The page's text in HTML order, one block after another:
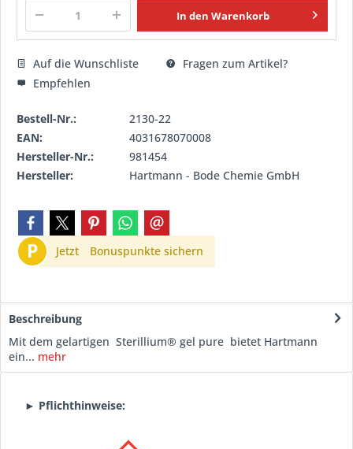
In den Warenkorb
Auf die Wunschliste
Fragen zum Artikel?
Empfehlen
Bestell-Nr.:
2130-22
EAN:
4031678070008
Hersteller-Nr.:
981454
Hersteller:
Hartmann - Bode Chemie GmbH
P Jetzt Bonuspunkte sichern
Beschreibung
Mit dem gelartigen Sterillium® gel pure bietet Hartmann
ein... mehr
► Pflichthinweise: